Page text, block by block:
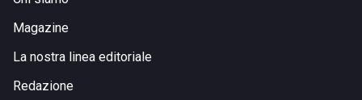
Magazine
La nostra linea editoriale
Redazione